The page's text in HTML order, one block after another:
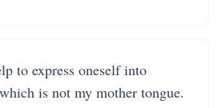
to express oneself into
is not my mother tongue.